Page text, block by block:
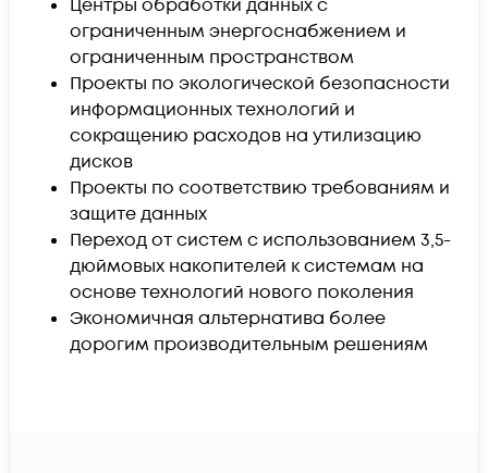
Центры обработки данных с
ограниченным энергоснабжением и
ограниченным пространством
Проекты по экологической безопасности
информационных технологий и
сокращению расходов на утилизацию
дисков
Проекты по соответствию требованиям и
защите данных
Переход от систем с использованием 3,5-
дюймовых накопителей к системам на
основе технологий нового поколения
Экономичная альтернатива более
дорогим производительным решениям